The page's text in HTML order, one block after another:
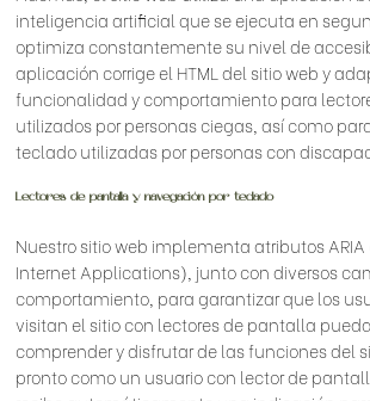
inteligencia artificial que se ejecuta en
optimiza constantemente su nivel de
aplicación corrige el HTML del sitio web y
funcionalidad y comportamiento para
utilizados por personas ciegas, así como
teclado utilizadas por personas con
Lectores de pantalla y navegación por teclado
Nuestro sitio web implementa atributos
Internet Applications), junto con diversos
comportamiento, para garantizar que los
visitan el sitio con lectores de pantalla
comprender y disfrutar de las funciones del
pronto como un usuario con lector de